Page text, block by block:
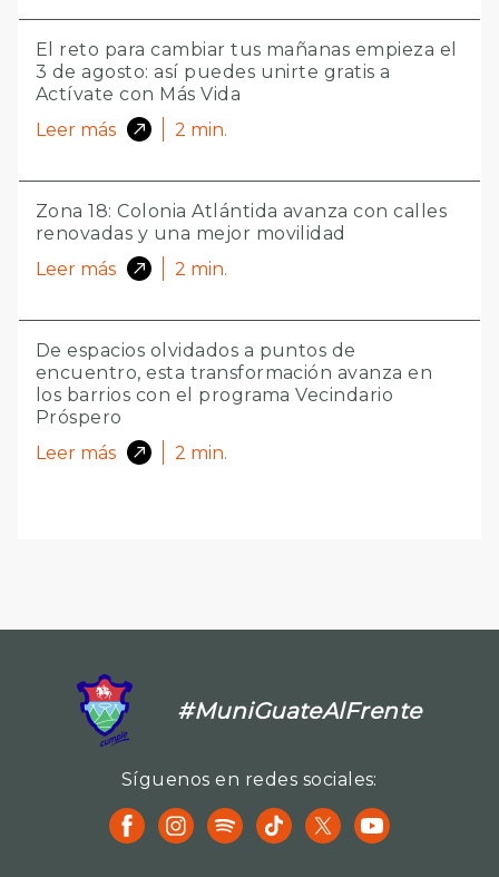
El reto para cambiar tus mañanas empieza el
3 de agosto: así puedes unirte gratis a
Actívate con Más Vida
Leer más
2 min.
Zona 18: Colonia Atlántida avanza con calles
renovadas y una mejor movilidad
Leer más
2 min.
De espacios olvidados a puntos de
encuentro, esta transformación avanza en
los barrios con el programa Vecindario
Próspero
Leer más
2 min.
#MuniGuateAlFrente
Síguenos en redes sociales: